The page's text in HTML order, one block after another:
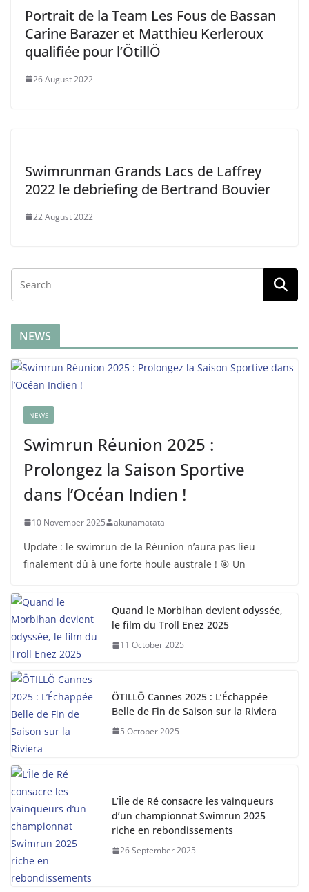
Portrait de la Team Les Fous de Bassan
Carine Barazer et Matthieu Kerleroux
qualifiée pour l’ÖtillÖ
26 August 2022
Swimrunman Grands Lacs de Laffrey
2022 le debriefing de Bertrand Bouvier
22 August 2022
NEWS
NEWS
Swimrun Réunion 2025 :
Prolongez la Saison Sportive
dans l’Océan Indien !
10 November 2025 akunamatata
Update : le swimrun de la Réunion n’aura pas lieu
finalement dû à une forte houle australe ! 🎯 Un
Quand le Morbihan devient odyssée,
le film du Troll Enez 2025
11 October 2025
ÖTILLÖ Cannes 2025 : L’Échappée
Belle de Fin de Saison sur la Riviera
5 October 2025
L’Île de Ré consacre les vainqueurs
d’un championnat Swimrun 2025
riche en rebondissements
26 September 2025